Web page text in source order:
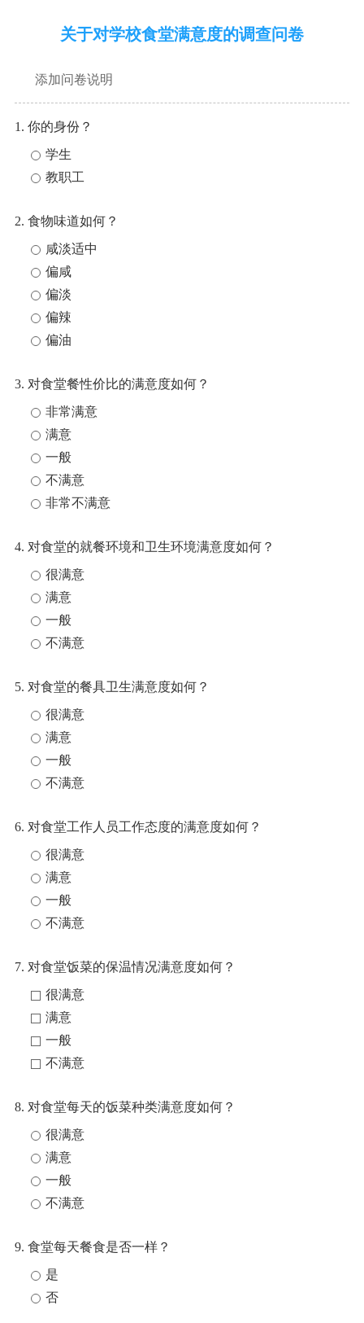
关于对学校食堂满意度的调查问卷
添加问卷说明
1. 你的身份？
学生
教职工
2. 食物味道如何？
咸淡适中
偏咸
偏淡
偏辣
偏油
3. 对食堂餐性价比的满意度如何？
非常满意
满意
一般
不满意
非常不满意
4. 对食堂的就餐环境和卫生环境满意度如何？
很满意
满意
一般
不满意
5. 对食堂的餐具卫生满意度如何？
很满意
满意
一般
不满意
6. 对食堂工作人员工作态度的满意度如何？
很满意
满意
一般
不满意
7. 对食堂饭菜的保温情况满意度如何？
很满意
满意
一般
不满意
8. 对食堂每天的饭菜种类满意度如何？
很满意
满意
一般
不满意
9. 食堂每天餐食是否一样？
是
否